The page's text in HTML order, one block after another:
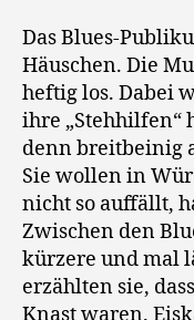
Das Blues-
Häuschen. Die
heftig los. Dabei
ihre „Stehhilfen“
denn breitbeinig
Sie wollen in
nicht so auffällt,
Zwischen den
kürzere und mal
erzählten sie,